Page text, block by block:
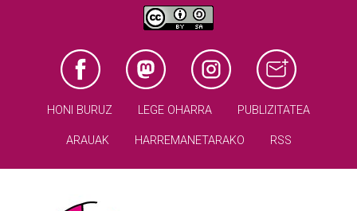
HONI BURUZ LEGE OHARRA PUBLIZITATEA
ARAUAK HARREMANETARAKO RSS